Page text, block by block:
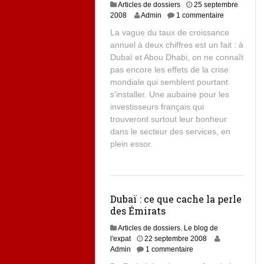
Articles de dossiers
25 septembre
20088
u
i
l
l
e
2
0
1
3
Admin 1 commentaire
La vague du taux de croissance
annuel à deux chiffres est un fait : à
Dubaï et Abou Dhabi, on ne connaît
pas encore les effets de la crise
mondiale qui semblent pourtant
s’installer. Une aubaine pour les
investisseurs français qui
trouveront surtout leur bonheur
dans le secteur des services, en
plein essor.
Dubaï : ce que cache la perle
des Émirats
Articles de dossiers, Le blog de
l'expat
22 septembre 20088
Admin 1 commentaire